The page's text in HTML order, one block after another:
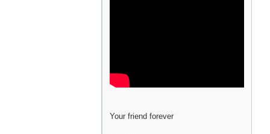
Your friend forever